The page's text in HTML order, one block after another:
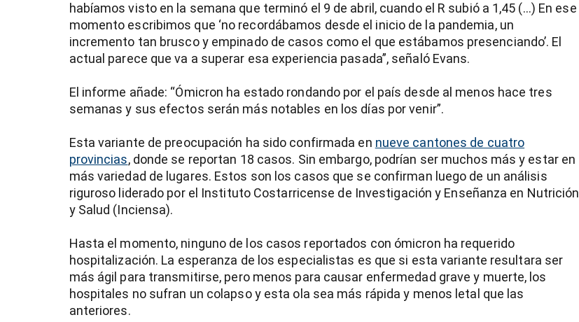
habíamos visto en la semana que terminó el 9 de abril, cuando el R subió a 1,45 (...) En ese
momento escribimos que ‘no recordábamos desde el inicio de la pandemia, un
incremento tan brusco y empinado de casos como el que estábamos presenciando’. El
actual parece que va a superar esa experiencia pasada”, señaló Evans.
El informe añade: “Ómicron ha estado rondando por el país desde al menos hace tres
semanas y sus efectos serán más notables en los días por venir”.
Esta variante de preocupación ha sido confirmada en nueve cantones de cuatro
provincias, donde se reportan 18 casos. Sin embargo, podrían ser muchos más y estar en
más variedad de lugares. Estos son los casos que se confirman luego de un análisis
riguroso liderado por el Instituto Costarricense de Investigación y Enseñanza en Nutrición
y Salud (Inciensa).
Hasta el momento, ninguno de los casos reportados con ómicron ha requerido
hospitalización. La esperanza de los especialistas es que si esta variante resultara ser
más ágil para transmitirse, pero menos para causar enfermedad grave y muerte, los
hospitales no sufran un colapso y esta ola sea más rápida y menos letal que las
anteriores.